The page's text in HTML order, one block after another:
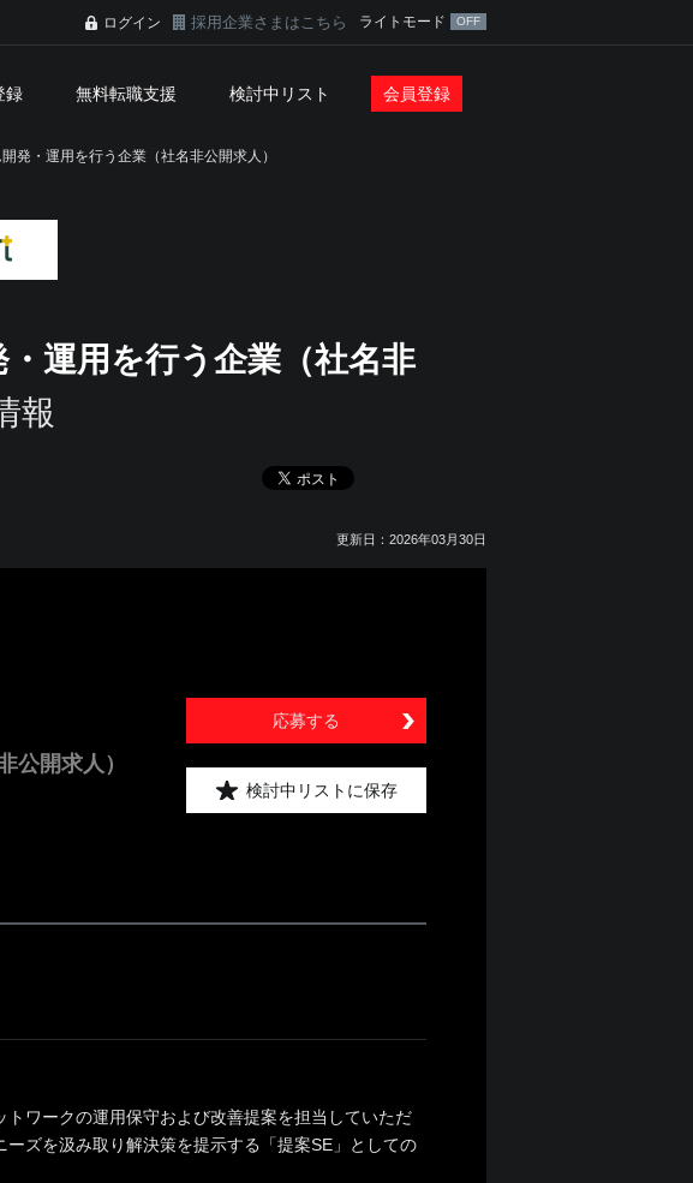
ログイン 採用企業さまはこちら ライトモード
録 無料転職支援 検討中リスト 会員登録
発・運用を行う企業（社名非公開求人）
運用を行う企業（社名非
報
更新日：2026年03月30日
公開求人）
応募する
検討中リストに保存
ワークの運用保守および改善提案を担当していただ
ズを汲み取り解決策を提示する「提案SE」としての